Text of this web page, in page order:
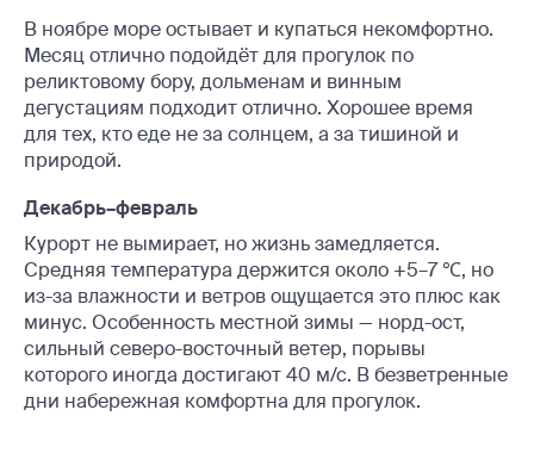
В ноябре море остывает и купаться некомфортно.
Месяц отлично подойдёт для прогулок по
реликтовому бору, дольменам и винным
дегустациям подходит отлично. Хорошее время
для тех, кто еде не за солнцем, а за тишиной и
природой.
Декабрь–февраль
Курорт не вымирает, но жизнь замедляется.
Средняя температура держится около +5–7 ℃, но
из-за влажности и ветров ощущается это плюс как
минус. Особенность местной зимы — норд-ост,
сильный северо-восточный ветер, порывы
которого иногда достигают 40 м/с. В безветренные
дни набережная комфортна для прогулок.